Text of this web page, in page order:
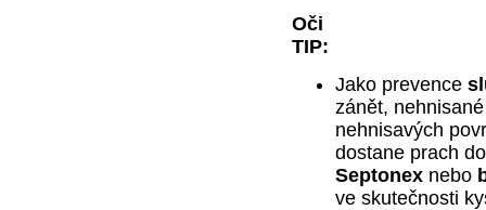
Oči
TIP:
Jako prevence
zánět,
nehnisavých
dostane prach
Septonex nebo
ve skutečnosti